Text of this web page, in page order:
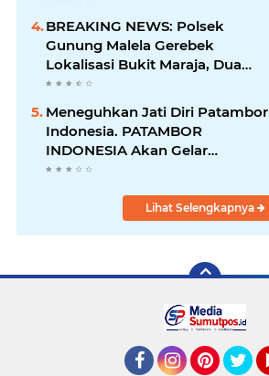
BREAKING NEWS: Polsek
Gunung Malela Gerebek
Lokalisasi Bukit Maraja, Dua
Perempuan Menangis Saat
Diciduk Bersama Sabu
Meneguhkan Jati Diri Patambor
Indonesia. PATAMBOR
INDONESIA Akan Gelar
RAKERNAS II Di Jakarta.
Lihat Selengkapnya